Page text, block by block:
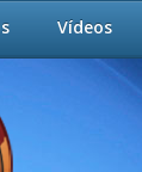
Vídeos